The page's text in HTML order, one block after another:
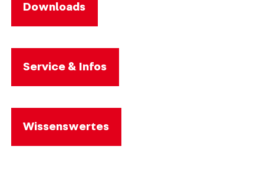
Downloads
Service & Infos
Wissenswertes